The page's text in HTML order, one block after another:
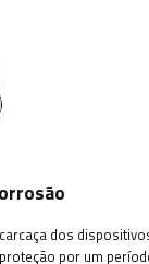
dos
por um